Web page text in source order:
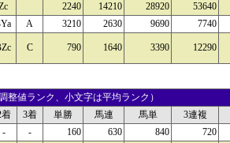
2240 14210 28920 53640
A 3210 2630 9690 7740
C 790 1640 3390 12290
整値ランク、小文字は平均ランク）
着 3着 単勝 馬連 馬単 3連複
- - 160 630 840 720